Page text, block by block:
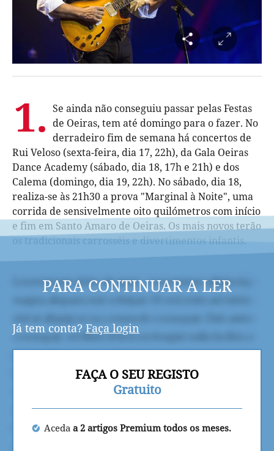
1. Se ainda não conseguiu passar pelas Festas
de Oeiras, tem até domingo para o fazer. No
derradeiro fim de semana há concertos de
Rui Veloso (sexta-feira, dia 17, 22h), da Gala Oeiras
Dance Academy (sábado, dia 18, 17h e 21h) e dos
Calema (domingo, dia 19, 22h). No sábado, dia 18,
realiza-se às 21h30 a prova "Marginal à Noite", uma
corrida de sensivelmente oito quilómetros com início
e fim em Santo Amaro de Oeiras. Os mais novos terão
os tradicionais carrosséis e divertimentos infantis.
PARA CONTINUAR A LER
Já tem conta? Faça login
FAÇA O SEU REGISTO
Gratuito
Aceda a 2 artigos Premium todos os meses.